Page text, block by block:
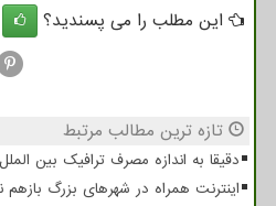
این مطلب را می پسندید؟
تازه ترین مطالب مرتبط
دقیقا به اندازه مصرف ترافیک بین
اینترنت همراه در شهرهای بزرگ بازهم